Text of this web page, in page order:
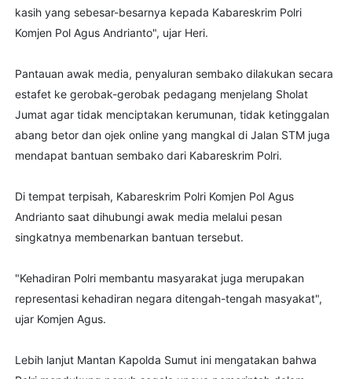
kasih yang sebesar-besarnya kepada Kabareskrim Polri
Komjen Pol Agus Andrianto", ujar Heri.
Pantauan awak media, penyaluran sembako dilakukan secara
estafet ke gerobak-gerobak pedagang menjelang Sholat
Jumat agar tidak menciptakan kerumunan, tidak ketinggalan
abang betor dan ojek online yang mangkal di Jalan STM juga
mendapat bantuan sembako dari Kabareskrim Polri.
Di tempat terpisah, Kabareskrim Polri Komjen Pol Agus
Andrianto saat dihubungi awak media melalui pesan
singkatnya membenarkan bantuan tersebut.
"Kehadiran Polri membantu masyarakat juga merupakan
representasi kehadiran negara ditengah-tengah masyakat",
ujar Komjen Agus.
Lebih lanjut Mantan Kapolda Sumut ini mengatakan bahwa